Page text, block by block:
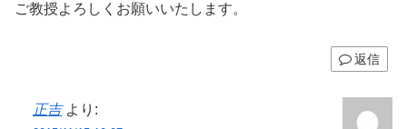
ご教授よろしくお願いいたします。
返信
正吉 より: